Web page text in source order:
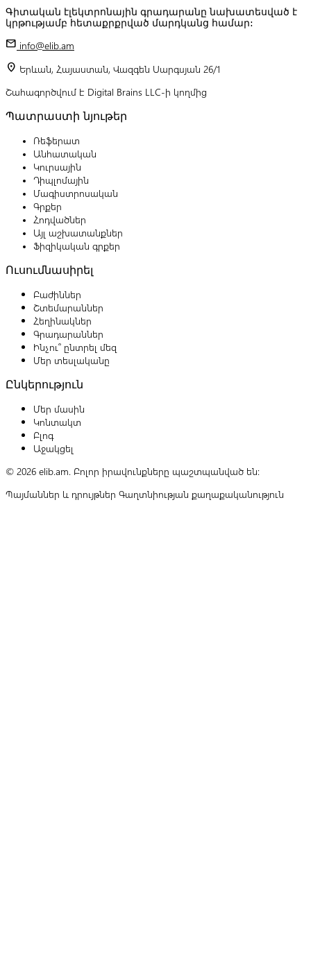
Գիտական էլեկտրոնային գրադարանը նախատեսված է
կրթությամբ հետաքրքրված մարդկանց համար:
mail info@elib.am
location_on Երևան, Հայաստան, Վազգեն Սարգսյան 26/1
Շահագործվում է Digital Brains LLC-ի կողմից
Պատրաստի նյութեր
Ռեֆերատ
Անհատական
Կուրսային
Դիպլոմային
Մագիստրոսական
Գրքեր
Հոդվածներ
Այլ աշխատանքներ
Ֆիզիկական գրքեր
Ուսումնասիրել
Բաժիններ
Շտեմարաններ
Հեղինակներ
Գրադարաններ
Ինչու՞ ընտրել մեզ
Մեր տեսլականը
Ընկերություն
Մեր մասին
Կոնտակտ
Բլոգ
Աջակցել
© 2026 elib.am. Բոլոր իրավունքները պաշտպանված են:
Պայմաններ և դրույթներ Գաղտնիության քաղաքականություն